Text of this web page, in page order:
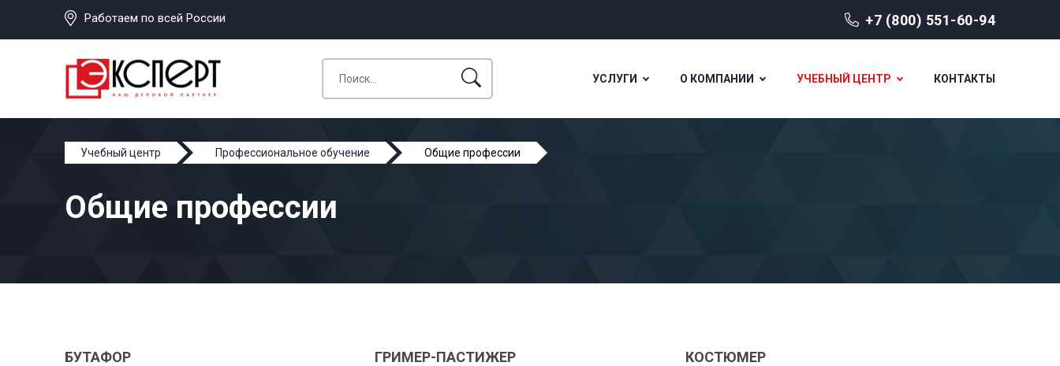
Работаем по всей России +7 (800) 551-60-94
УСЛУГИ О КОМПАНИИ УЧЕБНЫЙ ЦЕНТР КОНТАКТЫ
Учебный центр Профессиональное обучение Общие профессии
Общие профессии
БУТАФОР ГРИМЕР-ПАСТИЖЕР КОСТЮМЕР